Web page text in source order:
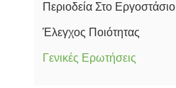
Περιοδεία Στο Εργοστάσιο
Έλεγχος Ποιότητας
Γενικές Ερωτήσεις